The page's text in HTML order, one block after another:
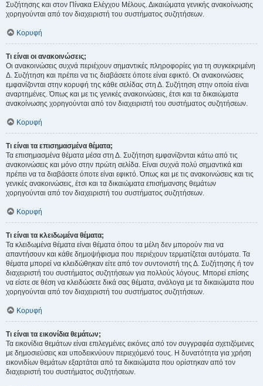
Συζήτησης και στον Πίνακα Ελέγχου Μέλους. Δικαιώματα γενικής ανακοίνωσης
χορηγούνται από τον διαχειριστή του συστήματος συζητήσεων.
Κορυφή
Τι είναι οι ανακοινώσεις;
Οι ανακοινώσεις συχνά περιέχουν σημαντικές πληροφορίες για τη συγκεκριμένη
Δ. Συζήτηση και πρέπει να τις διαβάσετε όποτε είναι εφικτό. Οι ανακοινώσεις
εμφανίζονται στην κορυφή της κάθε σελίδας στη Δ. Συζήτηση στην οποία είναι
αναρτημένες. Όπως και με τις γενικές ανακοινώσεις, έτσι και τα δικαιώματα
ανακοίνωσης χορηγούνται από τον διαχειριστή του συστήματος συζητήσεων.
Κορυφή
Τι είναι τα επισημασμένα θέματα;
Τα επισημασμένα θέματα μέσα στη Δ. Συζήτηση εμφανίζονται κάτω από τις
ανακοινώσεις και μόνο στην πρώτη σελίδα. Είναι συχνά πολύ σημαντικά και
πρέπει να τα διαβάσετε όποτε είναι εφικτό. Όπως και με τις ανακοινώσεις και τις
γενικές ανακοινώσεις, έτσι και τα δικαιώματα επισήμανσης θεμάτων
χορηγούνται από τον διαχειριστή του συστήματος συζητήσεων.
Κορυφή
Τι είναι τα κλειδωμένα θέματα;
Τα κλειδωμένα θέματα είναι θέματα όπου τα μέλη δεν μπορούν πια να
απαντήσουν και κάθε δημοψήφισμα που περιέχουν τερματίζεται αυτόματα. Τα
θέματα μπορεί να κλειδώθηκαν είτε από τον συντονιστή της Δ. Συζήτησης ή τον
διαχειριστή του συστήματος συζητήσεων για πολλούς λόγους. Μπορεί επίσης
να είστε σε θέση να κλειδώσετε δικά σας θέματα, ανάλογα με τα δικαιώματα που
χορηγούνται από τον διαχειριστή του συστήματος συζητήσεων.
Κορυφή
Τι είναι τα εικονίδια θεμάτων;
Τα εικονίδια θεμάτων είναι επιλεγμένες εικόνες από τον συγγραφέα σχετιζόμενες
με δημοσιεύσεις και υποδεικνύουν περιεχόμενό τους. Η δυνατότητα για χρήση
εικονιδίων θεμάτων εξαρτάται από τα δικαιώματα που ορίστηκαν από τον
διαχειριστή του συστήματος συζητήσεων.